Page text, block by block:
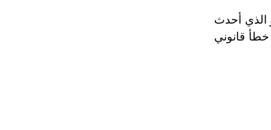
الذي أحدث
قانوني